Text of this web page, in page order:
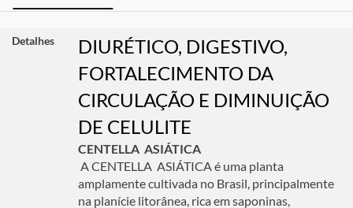
Detalhes
DIURÉTICO, DIGESTIVO,
FORTALECIMENTO DA
CIRCULAÇÃO E DIMINUIÇÃO
DE CELULITE
CENTELLA ASIÁTICA
A CENTELLA ASIÁTICA é uma planta
amplamente cultivada no Brasil, principalmente
na planície litorânea, rica em saponinas,